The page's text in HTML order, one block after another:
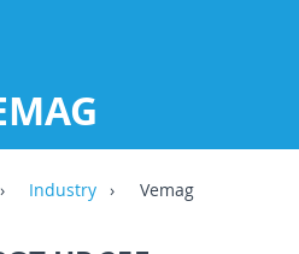
Industry Vemag